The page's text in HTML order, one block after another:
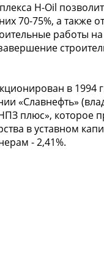
H-Oil
70-75%, а также
работы
в 1994
«Славнефть»
плюс», которое
в уставном
- 2,41%.